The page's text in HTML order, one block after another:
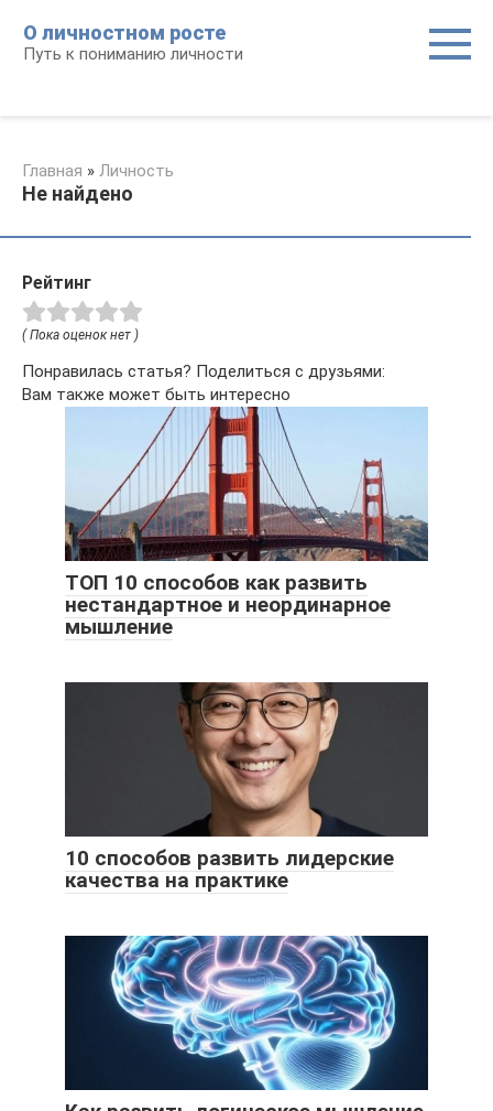
контенту
О личностном росте
Путь к пониманию личности
Главная » Личность
Не найдено
Рейтинг
( Пока оценок нет )
Понравилась статья? Поделиться с друзьями:
Вам также может быть интересно
ТОП 10 способов как развить
нестандартное и неординарное
мышление
10 способов развить лидерские
качества на практике